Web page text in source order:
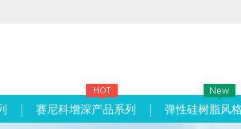
赛尼科增深产品系列 弹性硅树脂风